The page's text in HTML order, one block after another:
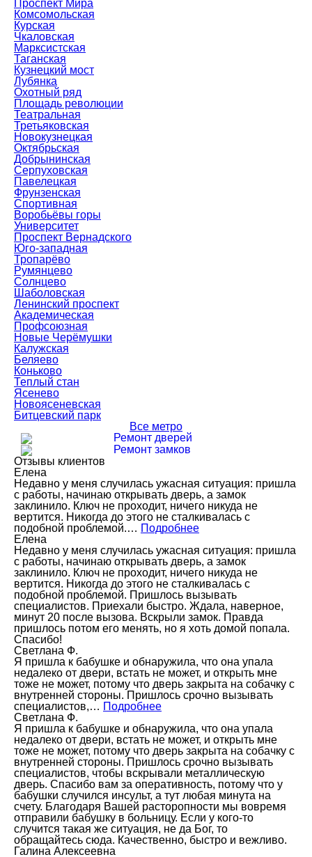
Проспект Мира
Комсомольская
Курская
Чкаловская
Марксистская
Таганская
Кузнецкий мост
Лубянка
Охотный ряд
Площадь революции
Театральная
Третьяковская
Новокузнецкая
Октябрьская
Добрынинская
Серпуховская
Павелецкая
Фрунзенская
Спортивная
Воробьёвы горы
Университет
Проспект Вернадского
Юго-западная
Тропарёво
Румянцево
Солнцево
Шаболовская
Ленинский проспект
Академическая
Профсоюзная
Новые Черёмушки
Калужская
Беляево
Коньково
Теплый стан
Ясенево
Новоясеневская
Битцевский парк
Все метро
Ремонт дверей
Ремонт замков
Отзывы клиентов
Елена
Недавно у меня случилась ужасная ситуация: пришла
с работы, начинаю открывать дверь, а замок
заклинило. Ключ не проходит, ничего никуда не
вертится. Никогда до этого не сталкивалась с
подобной проблемой.… Подробнее
Елена
Недавно у меня случилась ужасная ситуация: пришла
с работы, начинаю открывать дверь, а замок
заклинило. Ключ не проходит, ничего никуда не
вертится. Никогда до этого не сталкивалась с
подобной проблемой. Пришлось вызывать
специалистов. Приехали быстро. Ждала, наверное,
минут 20 после вызова. Вскрыли замок. Правда
пришлось потом его менять, но я хоть домой попала.
Спасибо!
Светлана Ф.
Я пришла к бабушке и обнаружила, что она упала
недалеко от двери, встать не может, и открыть мне
тоже не может, потому что дверь закрыта на собачку с
внутренней стороны. Пришлось срочно вызывать
специалистов,… Подробнее
Светлана Ф.
Я пришла к бабушке и обнаружила, что она упала
недалеко от двери, встать не может, и открыть мне
тоже не может, потому что дверь закрыта на собачку с
внутренней стороны. Пришлось срочно вызывать
специалистов, чтобы вскрывали металлическую
дверь. Спасибо вам за оперативность, потому что у
бабушки случился инсульт, а тут любая минута на
счету. Благодаря Вашей расторопности мы вовремя
отправили бабушку в больницу. Если у кого-то
случится такая же ситуация, не да Бог, то
обращайтесь сюда. Качественно, быстро и вежливо.
Галина Алексеевна